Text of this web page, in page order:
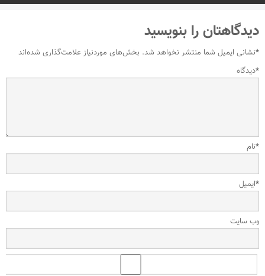
دیدگاهتان را بنویسید
نشانی ایمیل شما منتشر نخواهد شد. بخش‌های موردنیاز علامت‌گذاری شده‌اند
*
دیدگاه*
نام*
ایمیل*
وب‌ سایت